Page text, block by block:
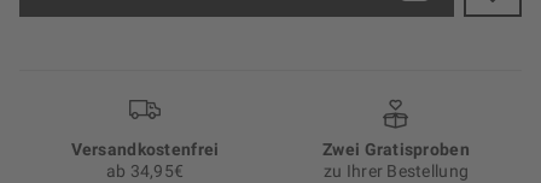
Versand­kosten­frei
ab 34,95€
Zwei Gratisproben
zu Ihrer Bestellung